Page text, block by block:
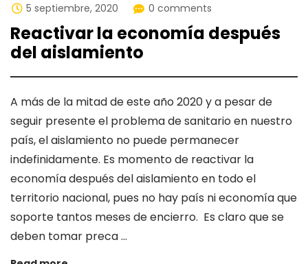
5 septiembre, 2020 0 comments
Reactivar la economía después
del aislamiento
A más de la mitad de este año 2020 y a pesar de
seguir presente el problema de sanitario en nuestro
país, el aislamiento no puede permanecer
indefinidamente. Es momento de reactivar la
economía después del aislamiento en todo el
territorio nacional, pues no hay país ni economía que
soporte tantos meses de encierro. Es claro que se
deben tomar preca …